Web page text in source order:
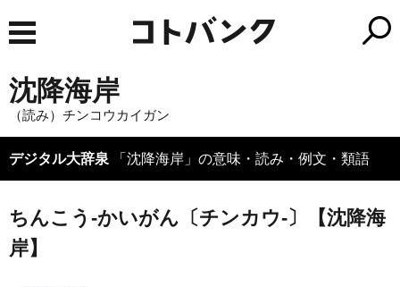
沈降海岸
（読み）チンコウカイガン
デジタル大辞泉 「沈降海岸」の意味・読み・例文・類語
ちんこう‐かいがん〔チンカウ‐〕【沈降海
岸】